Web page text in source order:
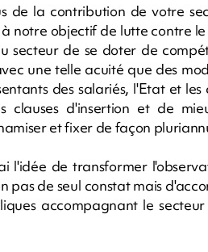
de la contribution de votre
notre objectif de lutte contre
secteur de se doter de
une telle acuité que des
des salariés, l'Etat et
clauses d'insertion et de
et fixer de façon
l'idée de transformer
pas de seul constat mais
accompagnant le